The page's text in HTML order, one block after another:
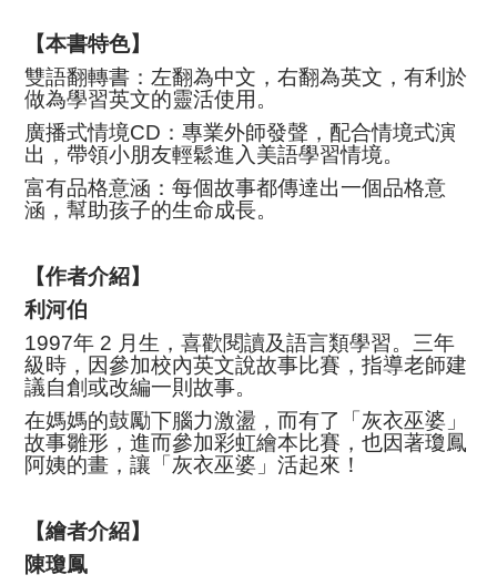
【本書特色】
雙語翻轉書：左翻為中文，右翻為英文，有利於
做為學習英文的靈活使用。
廣播式情境CD ：專業外師發聲，配合情境式演
出，帶領小朋友輕鬆進入美語學習情境。
富有品格意涵：每個故事都傳達出一個品格意
涵，幫助孩子的生命成長。
【作者介紹】
利河伯
1997年 2 月生，喜歡閱讀及語言類學習。三年
級時，因參加校內英文說故事比賽，指導老師建
議自創或改編一則故事。
在媽媽的鼓勵下腦力激盪，而有了「灰衣巫婆」
故事雛形，進而參加彩虹繪本比賽，也因著瓊鳳
阿姨的畫，讓「灰衣巫婆」活起來！
【繪者介紹】
陳瓊鳳